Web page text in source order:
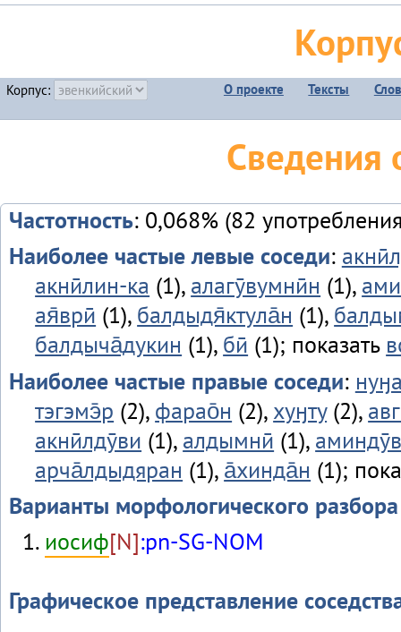
Корпус: О проекте Тексты
Сведения
Частотность: 0,068% (82
Наиболее частые левые соседи:
акнӣлин-ка (1), алагӯвумнӣн (1),
ая̄врӣ (1), балдыдя̄ктула̄н (1),
балдыча̄дукин (1), бӣ (1); показать
Наиболее частые правые соседи:
тэгэмэ̄р (2), фарао̄н (2), хуӈту(2),
акнӣлдӯви (1), алдымнӣ (1),
арча̄лдыдяран (1), а̄хинда̄н (1);
Варианты морфологического разбора
иосиф[N]:pn-SG-NOM
Графическое представление